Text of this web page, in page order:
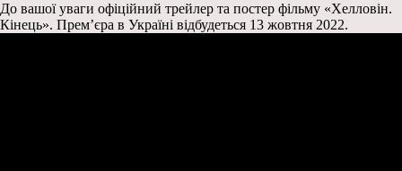
До вашої уваги офіційний трейлер та постер фільму «Хелловін.
Кінець». Прем’єра в Україні відбудеться 13 жовтня 2022.